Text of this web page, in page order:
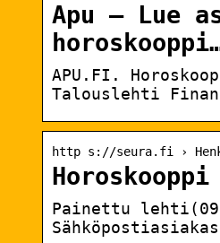
Apu – Lue
APU.FI.
Talouslehti
http s://seura.fi ›
Painettu